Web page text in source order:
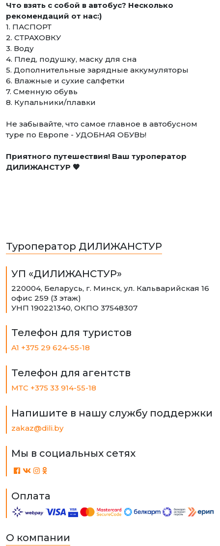
Что взять с собой в автобус? Несколько
рекомендаций от нас:)
1. ПАСПОРТ
2. СТРАХОВКУ
3. Воду
4. Плед, подушку, маску для сна
5. Дополнительные зарядные аккумуляторы
6. Влажные и сухие салфетки
7. Сменную обувь
8. Купальники/плавки
Не забывайте, что самое главное в автобусном
туре по Европе - УДОБНАЯ ОБУВЬ!
Приятного путешествия! Ваш туроператор
ДИЛИЖАНСТУР 🧡
Туроператор ДИЛИЖАНСТУР
УП «ДИЛИЖАНСТУР»
220004, Беларусь, г. Минск, ул. Кальварийская 16
офис 259 (3 этаж)
УНП 190221340, ОКПО 37548307
Телефон для туристов
A1 +375 29 624-55-18
Телефон для агентств
МТС +375 33 914-55-18
Напишите в нашу службу поддержки
zakaz@dili.by
Мы в социальных сетях
Оплата
О компании